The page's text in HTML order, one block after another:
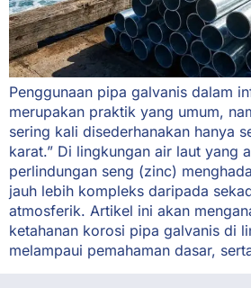
Penggunaan pipa galvanis dalam
merupakan praktik yang umum,
sering kali disederhanakan hanya
karat.” Di lingkungan air laut yang
perlindungan seng (zinc)
jauh lebih kompleks daripada
atmosferik. Artikel ini akan
ketahanan korosi pipa galvanis di
melampaui pemahaman dasar,